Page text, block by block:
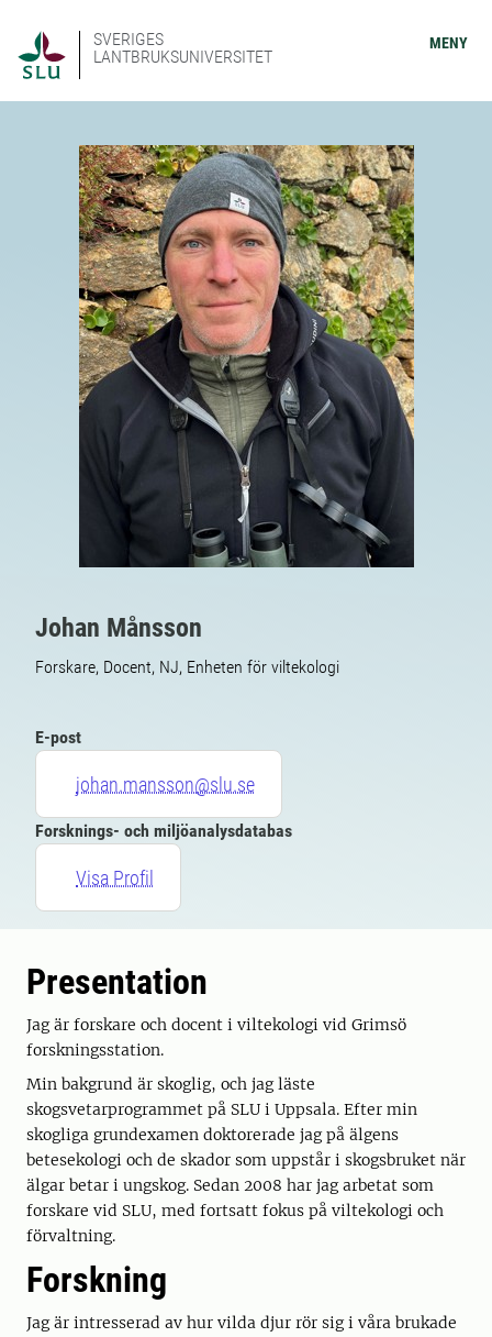
SVERIGES
LANTBRUKSUNIVERSITET
MENY
Johan Månsson
Forskare, Docent, NJ, Enheten för viltekologi
E-post
johan.mansson@slu.se
Forsknings- och miljöanalysdatabas
Visa Profil
Presentation
Jag är forskare och docent i viltekologi vid Grimsö
forskningsstation.
Min bakgrund är skoglig, och jag läste
skogsvetarprogrammet på SLU i Uppsala. Efter min
skogliga grundexamen doktorerade jag på älgens
betesekologi och de skador som uppstår i skogsbruket när
älgar betar i ungskog. Sedan 2008 har jag arbetat som
forskare vid SLU, med fortsatt fokus på viltekologi och
förvaltning.
Forskning
Jag är intresserad av hur vilda djur rör sig i våra brukade